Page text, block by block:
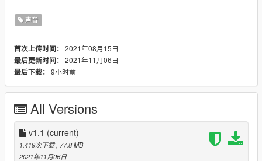
the car megaphone-)
You can go here to download "Police Megaphone":
additional-police-megaphone-yelp/
https://www.lcpdfr.com/downloads/gta5mods/scripts/26576-
megaphone-ui-lspdfr-plugin-version-220/
==================================================
=========
2.INSTALLATION:
(Use OpenIV): x64 → audio → sfx → S_FULL_SER.rpf
声音
首次上传时间： 2021年08月15日
最后更新时间： 2021年11月06日
最后下载： 9小时前
All Versions
v1.1 (current)
1,419次下载 , 77.8 MB
2021年11月06日